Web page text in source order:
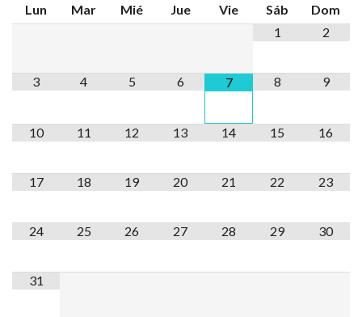
Lun Mar Mié Jue Vie Sáb
Dom
1
2
3 4 5 6 7 8 9
10 11 12 13 14 15 16
17 18 19 20 21 22 23
24 25 26 27 28 29 30
31